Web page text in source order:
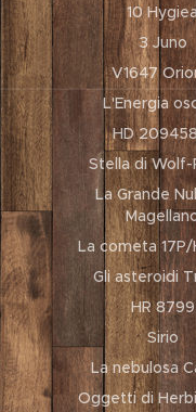
10
3 Juno
V1647
L'Energia
HD
Stella di
La Grande
La cometa
Gli asteroidi
HR 8799
Sirio
La nebulosa
Oggetti di